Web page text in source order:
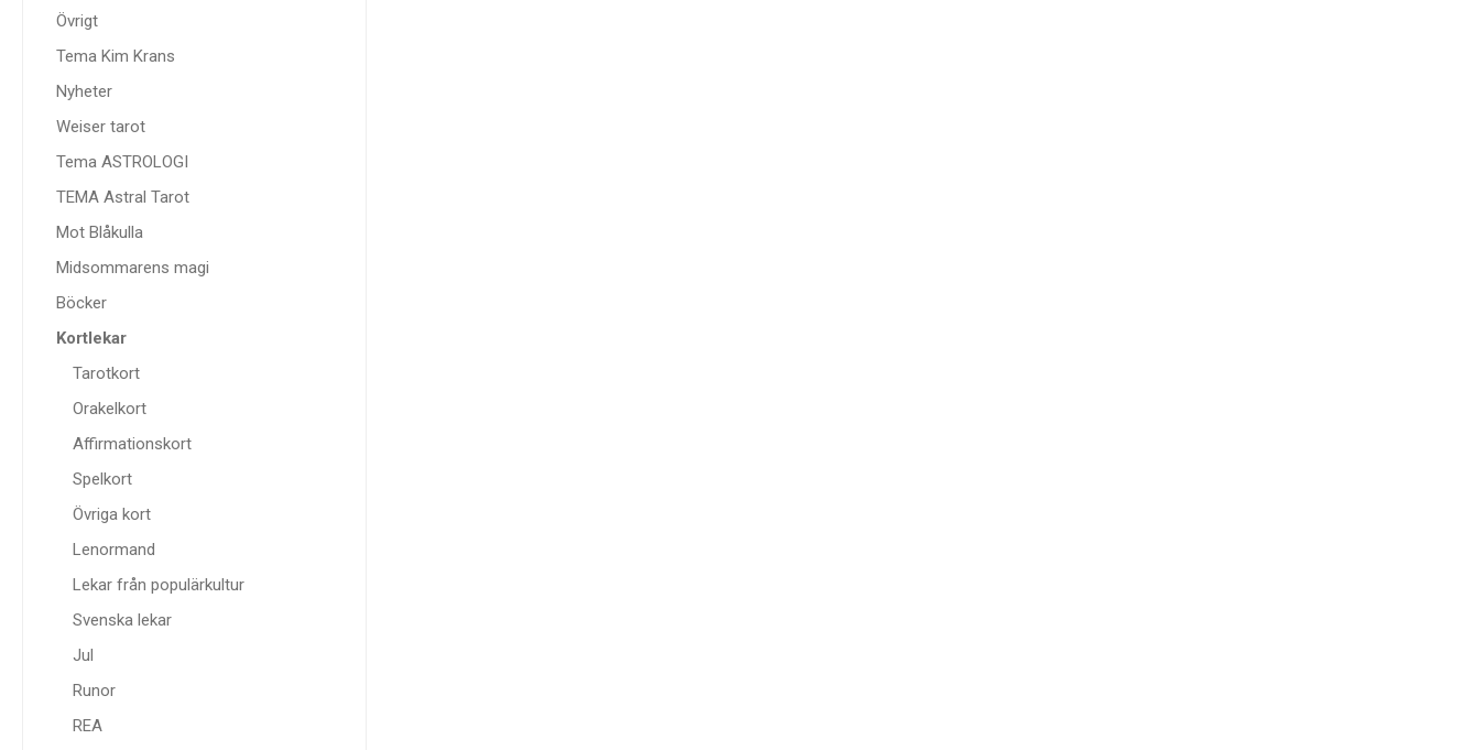
Övrigt
Tema Kim Krans
Nyheter
Weiser tarot
Tema ASTROLOGI
TEMA Astral Tarot
Mot Blåkulla
Midsommarens magi
Böcker
Kortlekar
Tarotkort
Orakelkort
Affirmationskort
Spelkort
Övriga kort
Lenormand
Lekar från populärkultur
Svenska lekar
Jul
Runor
REA